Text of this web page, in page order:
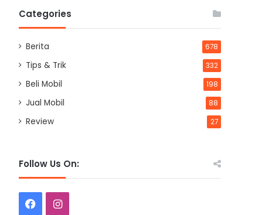
Categories
Berita 678
Tips & Trik 332
Beli Mobil 198
Jual Mobil 88
Review 27
Follow Us On:
FacebookInstagram